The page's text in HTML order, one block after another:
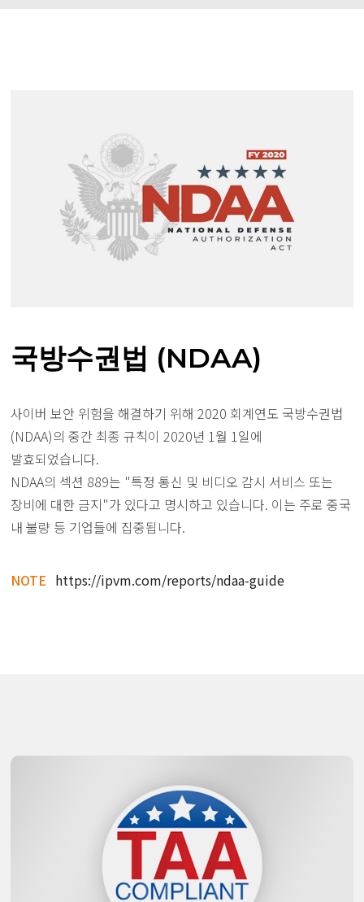
국방수권법 (NDAA)
사이버 보안 위험을 해결하기 위해 2020 회계연도 국방수권법
(NDAA)의 중간 최종 규칙이 2020년 1월 1일에
발효되었습니다.
NDAA의 섹션 889는 "특정 통신 및 비디오 감시 서비스 또는
장비에 대한 금지"가 있다고 명시하고 있습니다. 이는 주로 중국
내 불량 등 기업들에 집중됩니다.
NOTE https://ipvm.com/reports/ndaa-guide